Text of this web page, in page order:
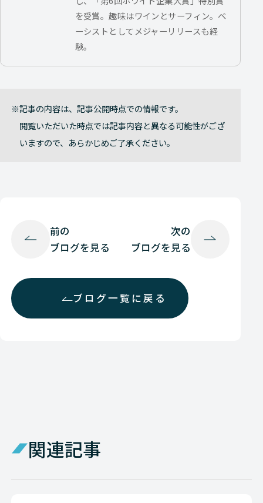
を受賞。趣味はワインとサーフィン。ベ
ーシストとしてメジャーリリースも経
験。
記事の内容は、記事公開時点での情報です。
閲覧いただいた時点では記事内容と異なる可能性がござ
いますので、あらかじめご了承ください。
前の
ブログを見る
ブログ一覧に戻る
次の
ブログを見る
関連記事